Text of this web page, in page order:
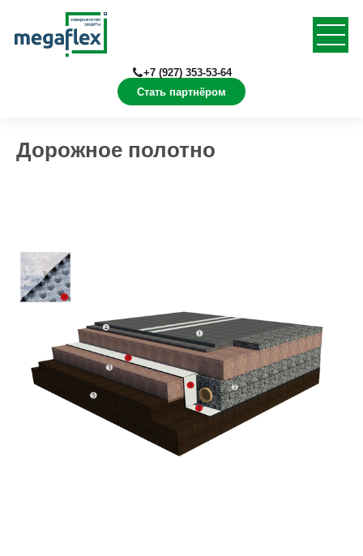
Стать партнёром
+7 (927) 353-53-64
Дорожное полотно